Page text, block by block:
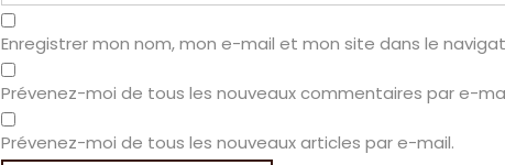
Enregistrer mon nom, mon e-mail et mon site dans le
Prévenez-moi de tous les nouveaux commentaires par e-
Prévenez-moi de tous les nouveaux articles par e-mail.